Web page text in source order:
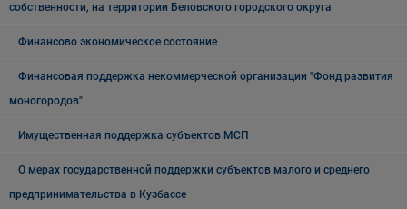
собственности, на территории Беловского городского округа
Финансово экономическое состояние
Финансовая поддержка некоммерческой организации "Фонд развития
моногородов"
Имущественная поддержка субъектов МСП
О мерах государственной поддержки субъектов малого и среднего
предпринимательства в Кузбассе